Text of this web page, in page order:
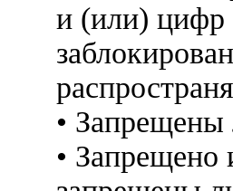
и (или) цифр
•
• Запрещено